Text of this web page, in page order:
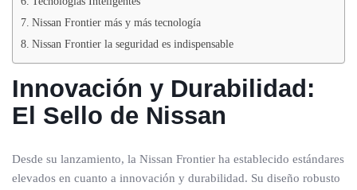
Nissan Frontier más y más tecnología
Nissan Frontier la seguridad es indispensable
Innovación y Durabilidad:
El Sello de Nissan
Desde su lanzamiento, la Nissan Frontier ha establecido estándares
elevados en cuanto a innovación y durabilidad. Su diseño robusto